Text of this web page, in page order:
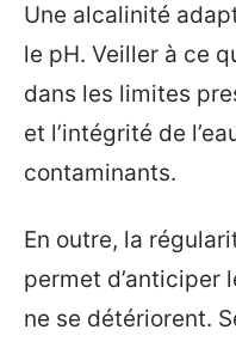
Une alcalinité
le pH. Veiller à ce
dans les limites
et l’intégrité de
contaminants.
En outre, la
permet d’anticiper
ne se détériorent.